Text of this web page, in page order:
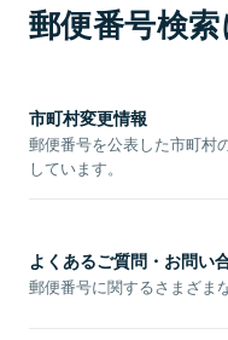
郵便番号検
市町村変更情報
郵便番号を公表した市町村
しています。
よくあるご質問・お問い
郵便番号に関するさまざま